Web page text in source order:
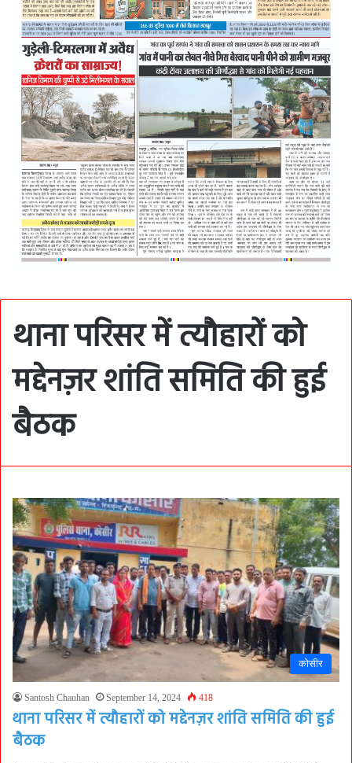
थाना परिसर में त्यौहारों को
मद्देनज़र शांति समिति की हुई
बैठक
कोसीर
Santosh Chauhan September 14, 2024 418
थाना परिसर में त्यौहारों को मद्देनज़र शांति समिति की हुई
बैठक